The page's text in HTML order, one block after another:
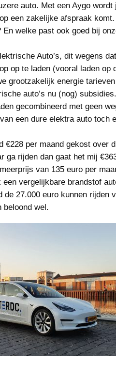
auto. Met een Aygo wordt
een zakelijke afspraak
En welke past ook goed bij
Auto’s, dit wegens
op te laden (vooral laden op
grootzakelijk energie
auto’s nu (nog)
gecombineerd met geen
een dure elektra auto toch
€228 per maand gekost over
ga rijden dan gaat het mij
van 135 euro per
vergelijkbare brandstof
de 27.000 euro kunnen rijden
beloond wel.